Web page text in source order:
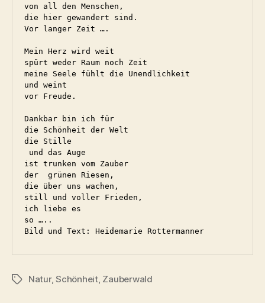
von all den Menschen,
die hier gewandert sind.
Vor langer Zeit ….
Mein Herz wird weit
spürt weder Raum noch Zeit
meine Seele fühlt die Unendlichkeit
und weint
vor Freude.
Dankbar bin ich für
die Schönheit der Welt
die Stille
ist trunken vom Zauber
der  grünen Riesen,
die über uns wachen,
still und voller Frieden,
ich liebe es
so …..
Bild und Text: Heidemarie Rottermanner
Schlagwörter
Natur,Schönheit, Zauberwald